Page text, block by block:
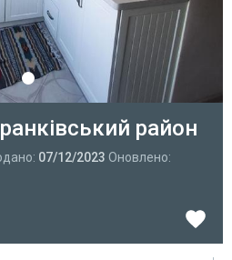
район
07/12/2023 Оновлено: